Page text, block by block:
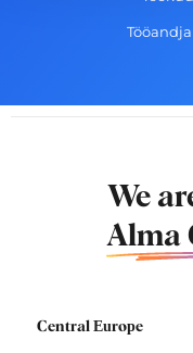
We
Alma
Central Europe